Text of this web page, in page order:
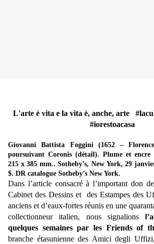
L'arte è vita e la vita è, anche, arte
#iorestoacasa
Giovanni Battista Foggini (1652 –
poursuivant Coronis (détail). Plume et
215 x 385 mm.. Sotheby’s, New York, 29
$. DR catalogue Sotheby’s New York.
Dans l’article consacré à l’important don
Cabinet des Dessins et des Estampes des
anciens et d’eaux-fortes réunis en une
collectionneur italien, nous signalions
quelques semaines par les Friends of
branche étasunienne des Amici degli